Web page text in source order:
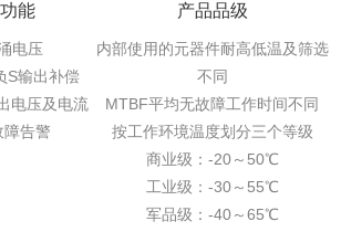
能
电压
S输出补偿
电压及电流
障告警
产品品级
内部使用的元器件耐高低温及筛选
不同
MTBF平均无故障工作时间不同
按工作环境温度划分三个等级
商业级：-20～50℃
工业级：-30～55℃
军品级：-40～65℃